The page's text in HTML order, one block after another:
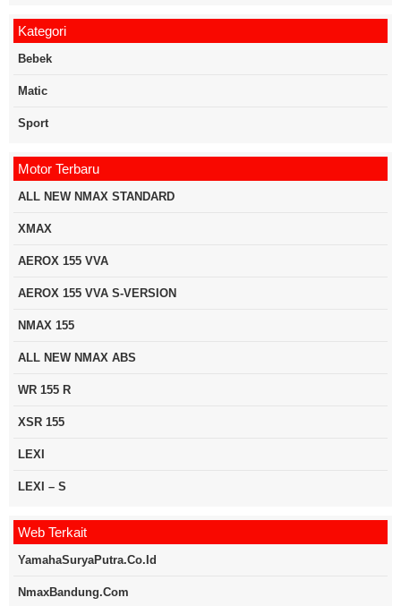
Kategori
Bebek
Matic
Sport
Motor Terbaru
ALL NEW NMAX STANDARD
XMAX
AEROX 155 VVA
AEROX 155 VVA S-VERSION
NMAX 155
ALL NEW NMAX ABS
WR 155 R
XSR 155
LEXI
LEXI – S
Web Terkait
YamahaSuryaPutra.co.id
NmaxBandung.com